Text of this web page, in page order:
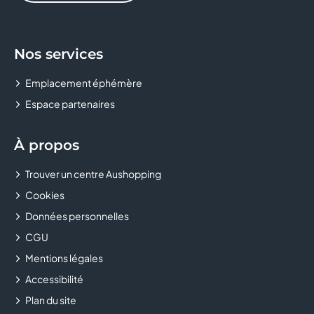
FLUNCH
GRANDOPTICAL
Nos services
Emplacement éphémère
Espace partenaires
À propos
Trouver un centre Aushopping
Cookies
Données personnelles
CGU
Mentions légales
Accessibilité
Plan du site